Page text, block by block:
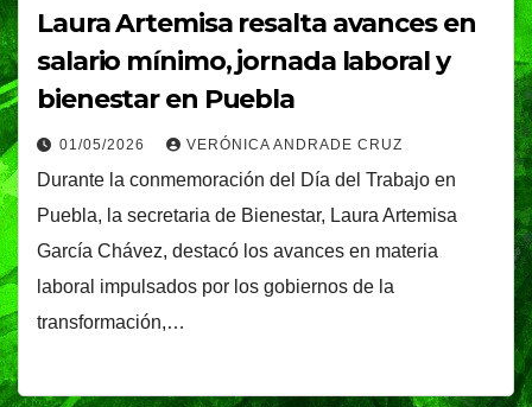
Laura Artemisa resalta avances en
salario mínimo, jornada laboral y
bienestar en Puebla
01/05/2026 VERÓNICA ANDRADE CRUZ
Durante la conmemoración del Día del Trabajo en
Puebla, la secretaria de Bienestar, Laura Artemisa
García Chávez, destacó los avances en materia
laboral impulsados por los gobiernos de la
transformación,…